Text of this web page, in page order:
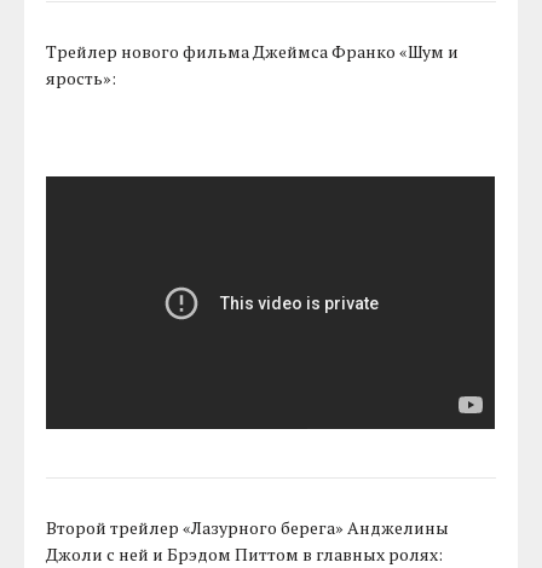
Трейлер нового фильма Джеймса Франко «Шум и
ярость»:
Второй трейлер «Лазурного берега» Анджелины
Джоли с ней и Брэдом Питтом в главных ролях: